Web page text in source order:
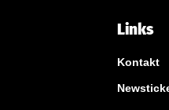
Links
Kontakt